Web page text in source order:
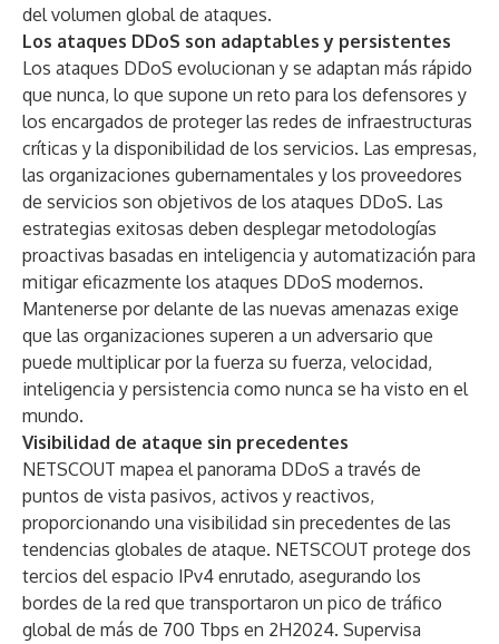
del volumen global de ataques.
Los ataques DDoS son adaptables y persistentes
Los ataques DDoS evolucionan y se adaptan más rápido
que nunca, lo que supone un reto para los defensores y
los encargados de proteger las redes de infraestructuras
críticas y la disponibilidad de los servicios. Las empresas,
las organizaciones gubernamentales y los proveedores
de servicios son objetivos de los ataques DDoS. Las
estrategias exitosas deben desplegar metodologías
proactivas basadas en inteligencia y automatización para
mitigar eficazmente los ataques DDoS modernos.
Mantenerse por delante de las nuevas amenazas exige
que las organizaciones superen a un adversario que
puede multiplicar por la fuerza su fuerza, velocidad,
inteligencia y persistencia como nunca se ha visto en el
mundo.
Visibilidad de ataque sin precedentes
NETSCOUT mapea el panorama DDoS a través de
puntos de vista pasivos, activos y reactivos,
proporcionando una visibilidad sin precedentes de las
tendencias globales de ataque. NETSCOUT protege dos
tercios del espacio IPv4 enrutado, asegurando los
bordes de la red que transportaron un pico de tráfico
global de más de 700 Tbps en 2H2024. Supervisa